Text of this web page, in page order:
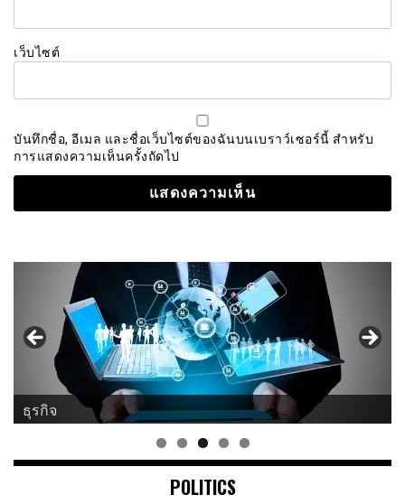
เว็บไซต์
บันทึกชื่อ, อีเมล และชื่อเว็บไซต์ของฉันบนเบราว์เซอร์นี้ สำหรับ
การแสดงความเห็นครั้งถัดไป
ธุรกิจ
POLITICS